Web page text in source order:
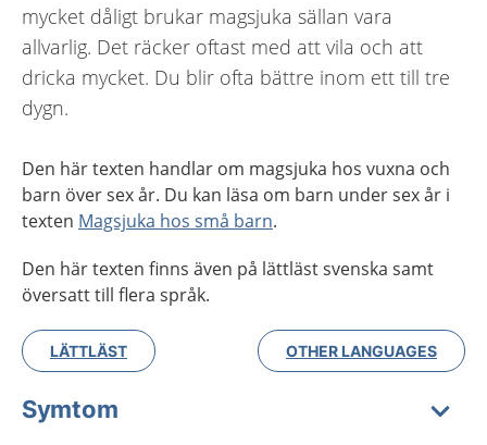
mycket dåligt brukar magsjuka sällan vara
allvarlig. Det räcker oftast med att vila och att
dricka mycket. Du blir ofta bättre inom ett till tre
dygn.
Den här texten handlar om magsjuka hos vuxna och
barn över sex år. Du kan läsa om barn under sex år i
texten Magsjuka hos små barn.
Den här texten finns även på lättläst svenska samt
översatt till flera språk.
OTHER LANGUAGES
LÄTTLÄST
Symtom